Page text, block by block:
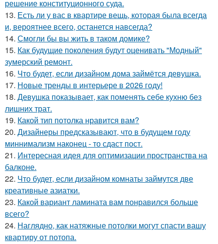
решение конституционного суда.
13. Есть ли у вас в квартире вещь, которая была всегда
и, вероятнее всего, останется навсегда?
14. Смогли бы вы жить в таком домике?
15. Как будущие поколения будут оценивать "Модный"
зумерский ремонт.
16. Что будет, если дизайном дома займётся девушка.
17. Новые тренды в интерьере в 2026 году!
18. Девушка показывает, как поменять себе кухню без
лишних трат.
19. Какой тип потолка нравится вам?
20. Дизайнеры предсказывают, что в будущем году
миннимализм наконец - то сдаст пост.
21. Интересная идея для оптимизации пространства на
балконе.
22. Что будет, если дизайном комнаты займутся две
креативные азиатки.
23. Какой вариант ламината вам понравился больше
всего?
24. Наглядно, как натяжные потолки могут спасти вашу
квартиру от потопа.